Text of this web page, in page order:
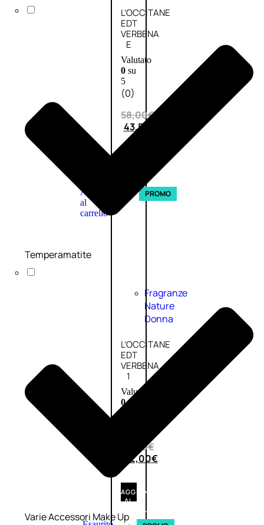
L’OCCITANE
EDT
VERBENA
E
Valutato
0su
5
(0)
58,00€
43,50
Aggiungi
al
carrello
PROMO
Fragranze
Nature
Donna
L’OCCITANE
EDT
VERBENA
1
Valutato
0su
56,00€
42,00€
AGGIUNGI
AL
CARRELLO
Temperamatite
Varie Accessori Make Up